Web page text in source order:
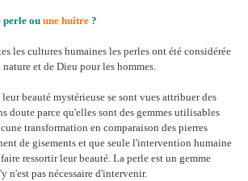
perle ouune huître ?
les cultures humaines les perles ont été considérée
et de Dieu pour les hommes.
leur beauté mystérieuse se sont vues attribuer des
doute parce qu'elles sont des gemmes utilisables
transformation en comparaison des pierres
de gisements et que seule l'intervention humaine
ressortir leur beauté. La perle est un gemme
n'est pas nécessaire d'intervenir.